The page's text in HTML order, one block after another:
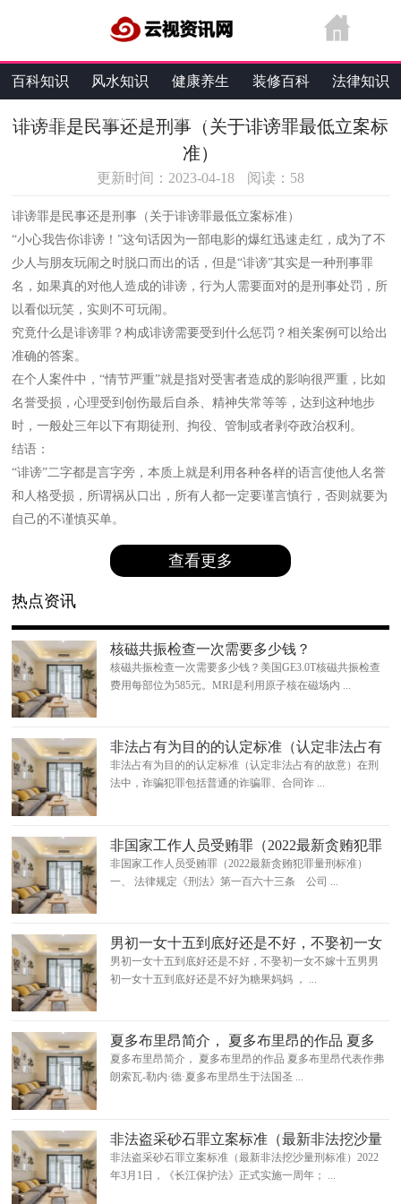
百科知识 风水知识 健康养生 装修百科 法律知识
生活维修 旅游百科 综合资讯
诽谤罪是民事还是刑事（关于诽谤罪最低立案标
准）
更新时间：2023-04-18 阅读： 58
诽谤罪是民事还是刑事（关于诽谤罪最低立案标准）
“小心我告你诽谤！”这句话因为一部电影的爆红迅速走红，成为了不
少人与朋友玩闹之时脱口而出的话，但是“诽谤”其实是一种刑事罪
名，如果真的对他人造成的诽谤，行为人需要面对的是刑事处罚，所
以看似玩笑，实则不可玩闹。
究竟什么是诽谤罪？构成诽谤需要受到什么惩罚？相关案例可以给出
准确的答案。
在个人案件中，“情节严重”就是指对受害者造成的影响很严重，比如
名誉受损，心理受到创伤最后自杀、精神失常等等，达到这种地步
时，一般处三年以下有期徒刑、拘役、管制或者剥夺政治权利。
结语：
“诽谤”二字都是言字旁，本质上就是利用各种各样的语言使他人名誉
和人格受损，所谓祸从口出，所有人都一定要谨言慎行，否则就要为
自己的不谨慎买单。
查看更多
热点资讯
核磁共振检查一次需要多少钱？
核磁共振检查一次需要多少钱？美国GE3.0T核磁共振检查
费用每部位为585元。MRI是利用原子核在磁场内 ...
非法占有为目的的认定标准（认定非法占有
的故意）
非法占有为目的的认定标准（认定非法占有的故意）在刑
法中，诈骗犯罪包括普通的诈骗罪、合同诈 ...
非国家工作人员受贿罪（2022最新贪贿犯罪
量刑标准）
非国家工作人员受贿罪（2022最新贪贿犯罪量刑标准）
一、 法律规定《刑法》第一百六十三条 公司 ...
男初一女十五到底好还是不好，不娶初一女
不嫁十五男
男初一女十五到底好还是不好，不娶初一女不嫁十五男男
初一女十五到底好还是不好为糖果妈妈 ， ...
夏多布里昂简介， 夏多布里昂的作品 夏多
布里昂代表作
夏多布里昂简介， 夏多布里昂的作品 夏多布里昂代表作弗
朗索瓦-勒内·德·夏多布里昂生于法国圣 ...
非法盗采砂石罪立案标准（最新非法挖沙量
刑标准）
非法盗采砂石罪立案标准（最新非法挖沙量刑标准）2022
年3月1日，《长江保护法》正式实施一周年； ...